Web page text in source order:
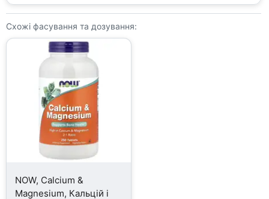
Схожі фасування та дозування:
NOW, Calcium &
Magnesium, Кальцій і